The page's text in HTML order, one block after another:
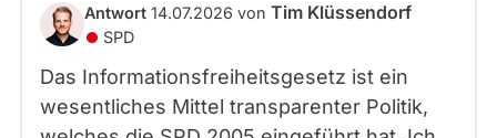
Antwort 14.07.2026 von Tim Klüssendorf
SPD
Das Informationsfreiheitsgesetz ist ein
wesentliches Mittel transparenter Politik,